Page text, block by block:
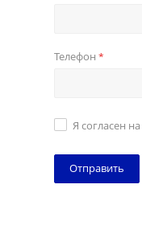
Телефон *
Я согласен на